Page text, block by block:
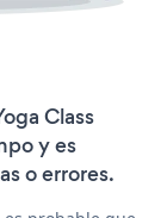
Class
y es
o errores.